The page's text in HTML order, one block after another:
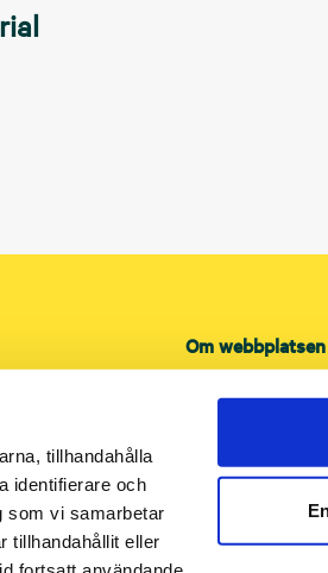
tillhandahålla
identifierare och
som vi samarbetar
tillhandahållit eller
Om webbplatsen